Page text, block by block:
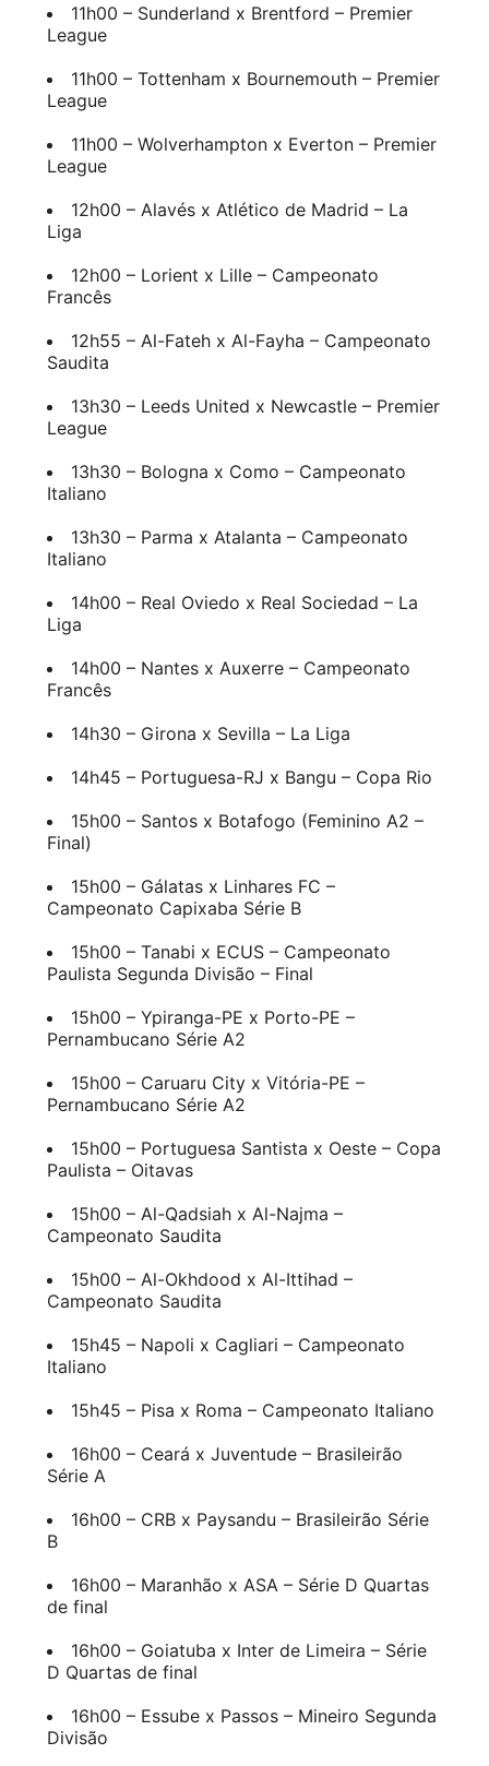
11h00 – Sunderland x Brentford – Premier
League
11h00 – Tottenham x Bournemouth – Premier
League
11h00 – Wolverhampton x Everton – Premier
League
12h00 – Alavés x Atlético de Madrid – La
Liga
12h00 – Lorient x Lille – Campeonato
Francês
12h55 – Al-Fateh x Al-Fayha – Campeonato
Saudita
13h30 – Leeds United x Newcastle – Premier
League
13h30 – Bologna x Como – Campeonato
Italiano
13h30 – Parma x Atalanta – Campeonato
Italiano
14h00 – Real Oviedo x Real Sociedad – La
Liga
14h00 – Nantes x Auxerre – Campeonato
Francês
14h30 – Girona x Sevilla – La Liga
14h45 – Portuguesa-RJ x Bangu – Copa Rio
15h00 – Santos x Botafogo (Feminino A2 –
Final)
15h00 – Gálatas x Linhares FC –
Campeonato Capixaba Série B
15h00 – Tanabi x ECUS – Campeonato
Paulista Segunda Divisão – Final
15h00 – Ypiranga-PE x Porto-PE –
Pernambucano Série A2
15h00 – Caruaru City x Vitória-PE –
Pernambucano Série A2
15h00 – Portuguesa Santista x Oeste – Copa
Paulista – Oitavas
15h00 – Al-Qadsiah x Al-Najma –
Campeonato Saudita
15h00 – Al-Okhdood x Al-Ittihad –
Campeonato Saudita
15h45 – Napoli x Cagliari – Campeonato
Italiano
15h45 – Pisa x Roma – Campeonato Italiano
16h00 – Ceará x Juventude – Brasileirão
Série A
16h00 – CRB x Paysandu – Brasileirão Série
B
16h00 – Maranhão x ASA – Série D Quartas
de final
16h00 – Goiatuba x Inter de Limeira – Série
D Quartas de final
16h00 – Essube x Passos – Mineiro Segunda
Divisão